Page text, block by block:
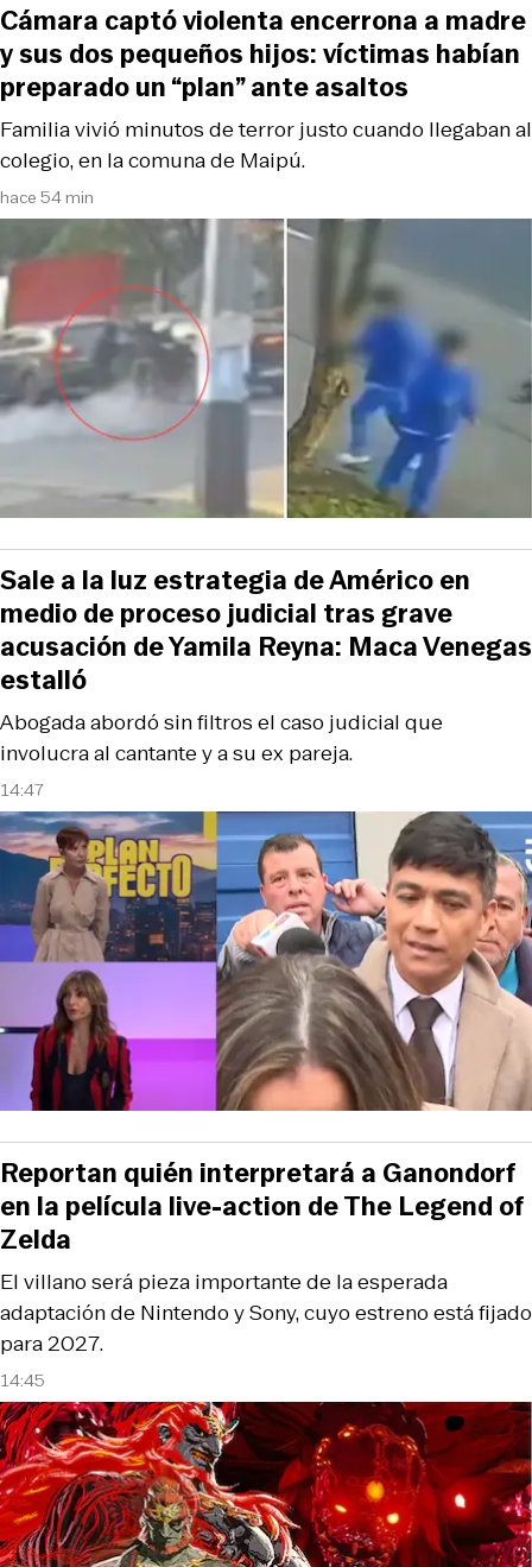
hace 54 min
Familia vivió minutos de terror justo cuando llegaban al
colegio, en la comuna de Maipú.
Cámara captó violenta encerrona a madre
y sus dos pequeños hijos: víctimas habían
preparado un “plan” ante asaltos
14:47
Abogada abordó sin filtros el caso judicial que
involucra al cantante y a su ex pareja.
Sale a la luz estrategia de Américo en
medio de proceso judicial tras grave
acusación de Yamila Reyna: Maca Venegas
estalló
14:45
El villano será pieza importante de la esperada
adaptación de Nintendo y Sony, cuyo estreno está fijado
para 2027.
Reportan quién interpretará a Ganondorf
en la película live-action de The Legend of
Zelda